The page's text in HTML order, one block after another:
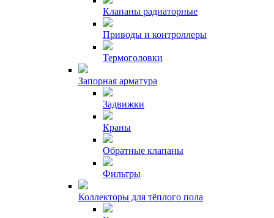
Клапаны радиаторные
Приводы и контроллеры
Термоголовки
Запорная арматура
Задвижки
Краны
Обратные клапаны
Фильтры
Коллекторы для тёплого пола